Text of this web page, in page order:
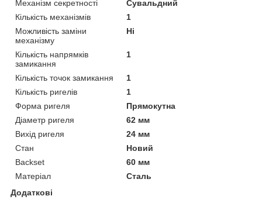
Механізм секретності
Сувальдний
Кількість механізмів
1
Можливість заміни
механізму
Ні
Кількість напрямків
замикання
1
Кількість точок замикання
1
Кількість ригелів
1
Форма ригеля
Прямокутна
Діаметр ригеля
62 мм
Вихід ригеля
24 мм
Стан
Новий
Backset
60 мм
Матеріал
Сталь
Додаткові